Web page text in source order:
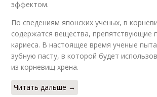
эффектом.
По сведениям японских ученых, в
содержатся вещества, препятствующие
кариеса. В настоящее время ученые
зубную пасту, в которой будет
из корневищ хрена.
Читать дальше →